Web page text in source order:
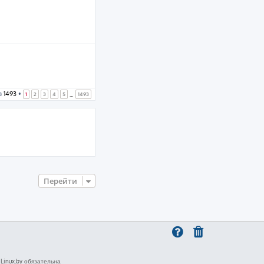
1493 • 1 2 3 4 5 1493
Перейти
обязательна